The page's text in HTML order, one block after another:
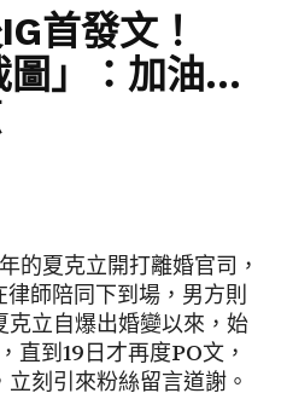
首發文！
圖」：加油…
的夏克立開打離婚官司，
師陪同下到場，男方則
立自爆出婚變以來，始
到19日才再度PO文，
刻引來粉絲留言道謝。